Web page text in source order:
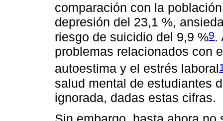
comparación con la
depresión del 23,1 %,
riesgo de suicidio del 9,9 %9.
problemas relacionados con
autoestima y el estrés laboral
salud mental de estudiantes
ignorada, dadas estas cifras.